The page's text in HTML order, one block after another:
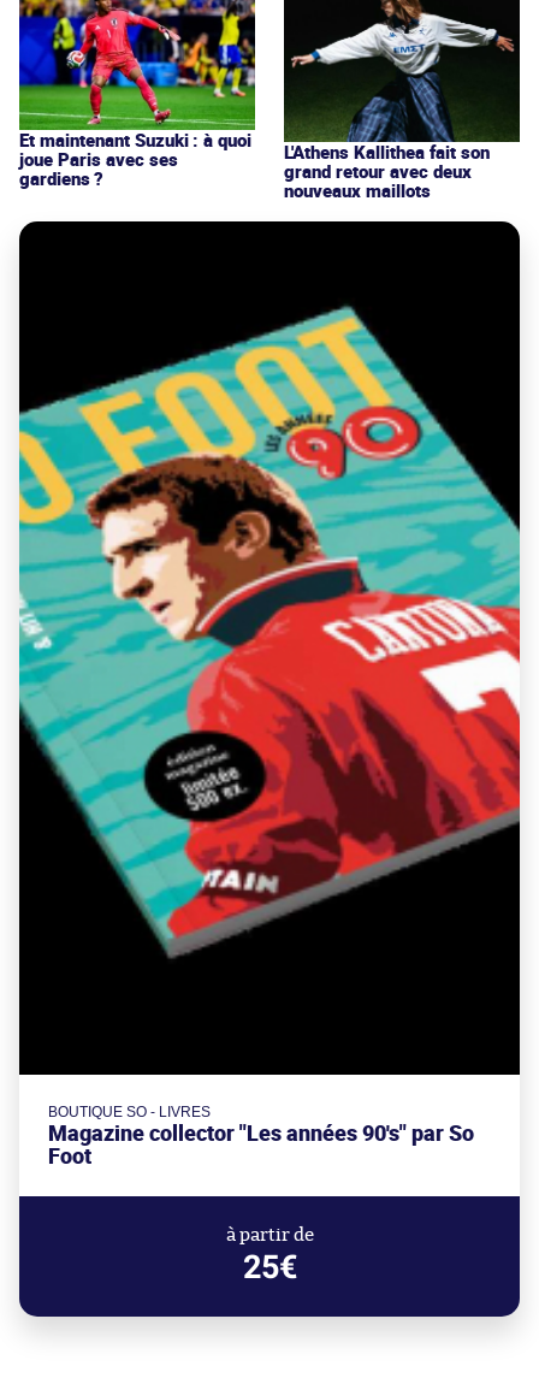
Et maintenant Suzuki : à quoi
joue Paris avec ses
gardiens ?
L'Athens Kallithea fait son
grand retour avec deux
nouveaux maillots
BOUTIQUE SO - LIVRES
Magazine collector "Les années 90's" par So
Foot
à partir de
25€